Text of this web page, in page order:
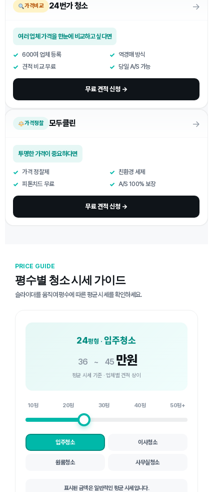
가격비교 24번가 청소 →
여러 업체 가격을 한눈에 비교하고 싶다면
600여 업체 등록
역경매 방식
견적 비교 무료
당일 A/S 가능
무료 견적 신청 →
가격정찰 모두클린 →
투명한 가격이 중요하다면
가격 정찰제
친환경 세제
피톤치드 무료
A/S 100% 보장
무료 견적 신청 →
PRICE GUIDE
평수별 청소 시세 가이드
슬라이더를 움직여 평수에 따른 평균 시세를 확인하세요.
24평형 ·입주청소
36 ~ 45 만원
평균 시세 기준 · 업체별 견적 상이
10평 20평 30평 40평 50평+
입주청소 이사청소
원룸청소 사무실청소
표시된 금액은 일반적인 평균 시세입니다.